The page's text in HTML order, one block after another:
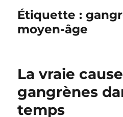
Étiquette :
moyen-âge
La vraie
gangrènes
temps